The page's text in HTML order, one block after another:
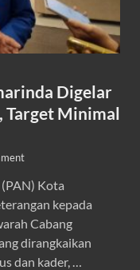
Digelar
Target Minimal
Kota
kepada
Cabang
dirangkaikan
dan kader, …